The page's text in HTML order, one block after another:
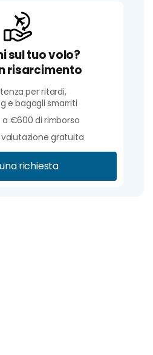
sul tuo volo?
risarcimento
per ritardi,
e bagagli smarriti
€600 di rimborso
gratuita
richiesta